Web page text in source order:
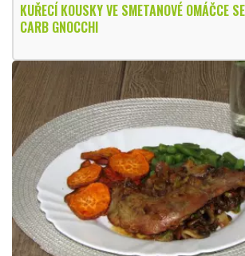
KUŘECÍ KOUSKY VE SMETANOVÉ OMÁČCE
CARB GNOCCHI